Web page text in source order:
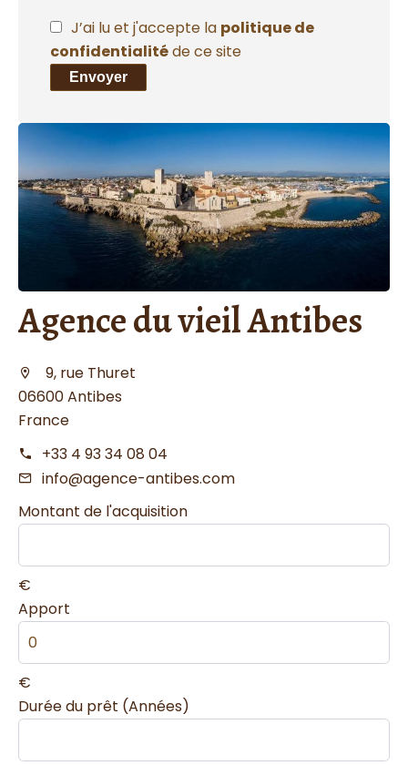
J’ai lu et j'accepte la politique de
confidentialitéde ce site
Envoyer
Agence du vieil Antibes
9, rue Thuret
06600 Antibes
France
+33 4 93 34 08 04
info@agence-antibes.com
Montant de l'acquisition
€
Apport
€
Durée du prêt (Années)